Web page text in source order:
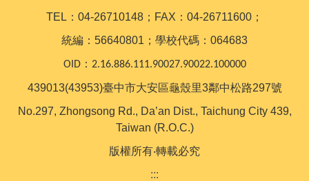
TEL：04-26710148；FAX：04-26711600；
統編：56640801；學校代碼：064683
OID：2.16.886.111.90027.90022.100000
439013(43953)臺中市大安區龜殼里3鄰中松路297號
No.297, Zhongsong Rd., Da’an Dist., Taichung City 439,
Taiwan (R.O.C.)
版權所有‧轉載必究
:::